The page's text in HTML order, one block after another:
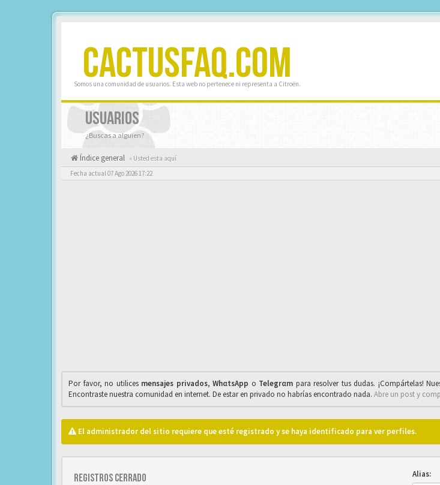
CACTUSFAQ.COM
Somos una comunidad de usuarios. Esta web no pertenece ni representa a Citroën.
USUARIOS
¿Buscas a alguien?
Índice general « Usted esta aquí
Fecha actual 07 Ago 2026 17:22
Por favor, no utilices mensajes privados,WhαtsApp o Telegrαm para resolver tus dudas. ¡Compártelas!
Encontraste nuestra comunidad en internet. De estar en privado no habrías encontrado nada. Abre un post y
El administrador del sitio requiere que esté registrado y se haya identificado para ver perfiles.
Registros cerrado Alias: